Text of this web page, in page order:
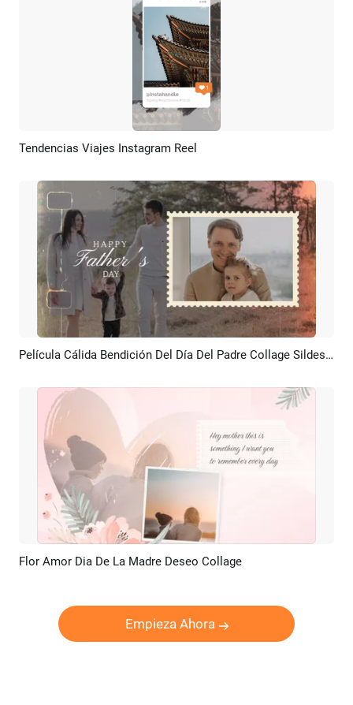
Previsualizar
Tendencias Viajes Instagram Reel
Previsualizar Crear IA Película Cálida Bendición Del Día Del Padre Collage Sildeshow
Previsualizar Crear IA
Flor Amor Dia De La Madre Deseo Collage
Empieza Ahora